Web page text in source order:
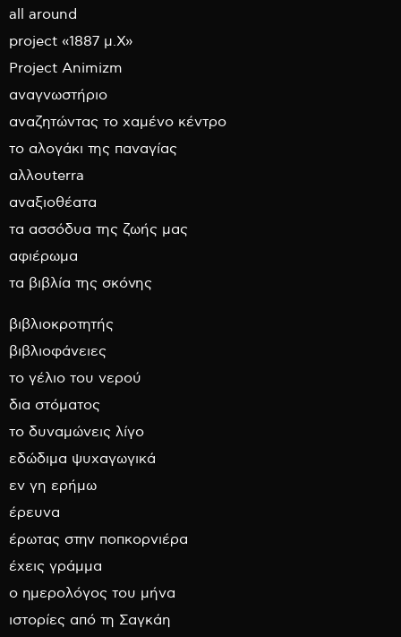
all around
project «1887 μ.Χ»
Project Animizm
αναγνωστήριο
αναζητώντας το χαμένο κέντρο
το αλογάκι της παναγίας
αλλουterra
αναξιοθέατα
τα ασσόδυα της ζωής μας
αφιέρωμα
τα βιβλία της σκόνης
βιβλιοκροτητής
βιβλιοφάνειες
το γέλιο του νερού
δια στόματος
το δυναμώνεις λίγο
εδώδιμα ψυχαγωγικά
εν γη ερήμω
έρευνα
έρωτας στην ποπκορνιέρα
έχεις γράμμα
ο ημερολόγος του μήνα
ιστορίες από τη Σαγκάη